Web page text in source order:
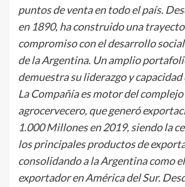
puntos de venta en todo el país.
en 1890, ha construido una
compromiso con el desarrollo
de la Argentina. Un amplio
demuestra su liderazgo y
La Compañía es motor del complejo
agrocervecero, que generó
1.000 Millones en 2019, siendo la
los principales productos de
consolidando a la Argentina como
exportador en América del Sur.